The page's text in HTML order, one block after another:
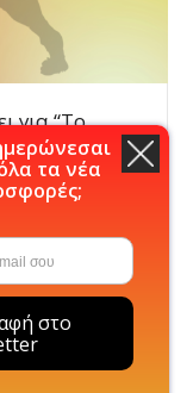
για “Το
γελαστό
τα νέα
στο